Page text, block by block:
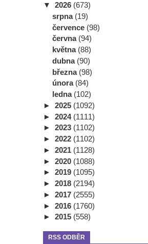
▼ 2026 (673)
srpna (19)
července (98)
června (94)
května (88)
dubna (90)
března (98)
února (84)
ledna (102)
► 2025 (1092)
► 2024 (1111)
► 2023 (1102)
► 2022 (1102)
► 2021 (1128)
► 2020 (1088)
► 2019 (1095)
► 2018 (2194)
► 2017 (2555)
► 2016 (1760)
► 2015 (558)
RSS ODBĚR